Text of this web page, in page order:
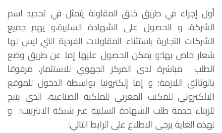
أول إجراء في طريق خلق المقاولة يتمثل في تحديد اسم
الشركة، و الحصول على الشهادة السلبية،و يهم جميع
الشركات التجارية باستثناء المقاولات الفردية التي ليس لها
شعار خاص بها؛و يمكن الحصول عليها إما عن طريق وضع
الطلب مباشرة لدى المركز الجهوي للاستثمار، مرفوقا
بالوثائق اللازمة؛ و إما إلكترونيا بواسطة الدخول للموقع
الالكتروني للمكتب المغربي للملكية الصناعية، الذي يتيح
للزبناء خدمة طلب الشهادة السلبية عبر شبكة الانترنيت؛ و
لهذه الغاية يرجى الاطلاع على الرابط التالي: